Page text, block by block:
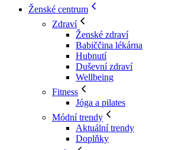
Ženské centrum
Zdraví
Ženské zdraví
Babiččina lékárna
Hubnutí
Duševní zdraví
Wellbeing
Fitness
Jóga a pilates
Módní trendy
Aktuální trendy
Doplňky